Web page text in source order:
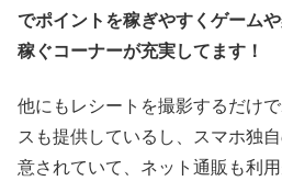
でポイントを稼ぎやすくゲーム
稼ぐコーナーが充実してます！
他にもレシートを撮影するだけ
スも提供しているし、スマホ独
意されていて、ネット通販も利